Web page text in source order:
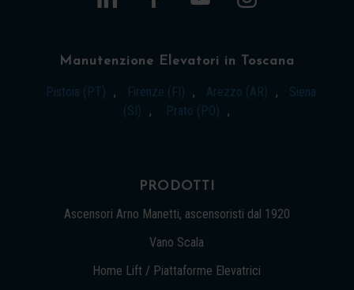
Manutenzione Elevatori in Toscana
Pistoia (PT) , Firenze (FI) , Arezzo (AR) ,
Siena
(SI)
, Prato (PO) ,
PRODOTTI
Ascensori Arno Manetti, ascensoristi dal 1920
Vano Scala
Home Lift / Piattaforme Elevatrici